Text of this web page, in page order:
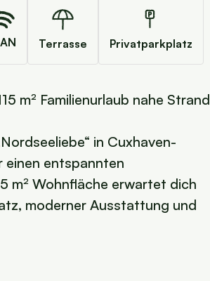
Terrasse Privatparkplatz
m² Familienurlaub nahe Strand
in Cuxhaven-
entspannten
m² Wohnfläche erwartet dich
moderner Ausstattung und